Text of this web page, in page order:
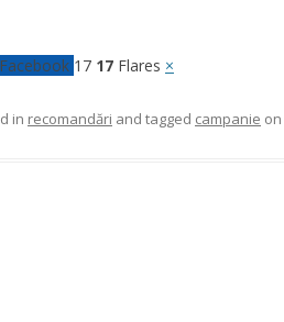
Facebook 17 17 Flares ×
in recomandări and tagged campanie on